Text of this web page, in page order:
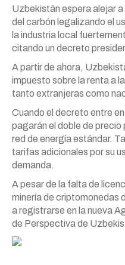
Uzbekistán espera alejar
del carbón legalizando el
la industria local
citando un decreto
A partir de ahora,
impuesto sobre la renta a
tanto extranjeras como
Cuando el decreto entre
pagarán el doble de
red de energía estándar.
tarifas adicionales por su
demanda.
A pesar de la falta de
minería de criptomonedas
a registrarse en la nueva
de Perspectiva de